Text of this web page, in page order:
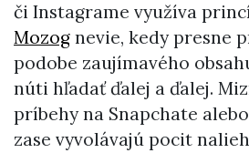
či Instagrame využíva
Mozog nevie, kedy presne
podobe zaujímavého
núti hľadať ďalej a ďalej.
príbehy na Snapchate
zase vyvolávajú pocit